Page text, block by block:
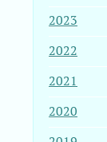
2023
2022
2021
2020